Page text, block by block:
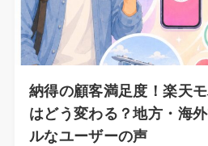
納得の顧客満足度！楽天
はどう変わる？地方・海
ルなユーザーの声